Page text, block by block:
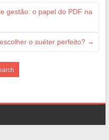
gestão: o papel do PDF na
o suéter perfeito? →